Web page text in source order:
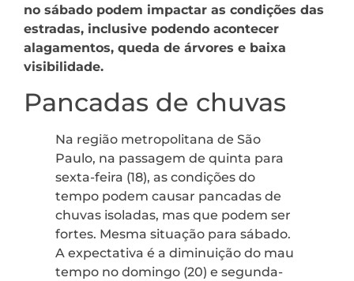
no sábado podem impactar as condições das
estradas, inclusive podendo acontecer
alagamentos, queda de árvores e baixa
visibilidade.
Pancadas de chuvas
Na região metropolitana de São
Paulo, na passagem de quinta para
sexta-feira (18), as condições do
tempo podem causar pancadas de
chuvas isoladas, mas que podem ser
fortes. Mesma situação para sábado.
A expectativa é a diminuição do mau
tempo no domingo (20) e segunda-